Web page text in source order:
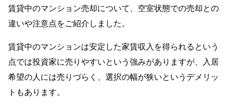
賃貸中のマンション売却について、空室状態での売却との
違いや注意点をご紹介しました。
賃貸中のマンションは安定した家賃収入を得られるという
点では投資家に売りやすいという強みがありますが、入居
希望の人には売りづらく、選択の幅が狭いというデメリッ
トもあります。